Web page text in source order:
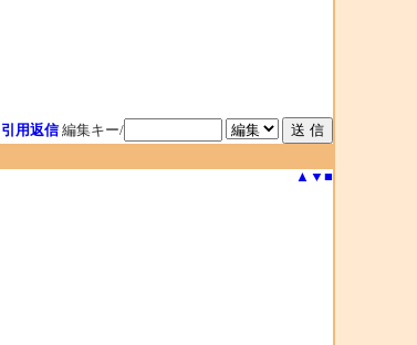
引用返信 編集キー/
▲ ▼ ■